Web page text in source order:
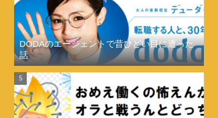
DODAのエージェントで昔ひどい目に遭った
話